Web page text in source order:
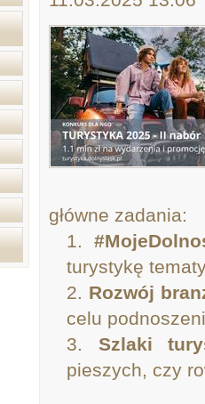
główne zadania:
turystykę
Rozwój
celu
Szlaki
pieszych, czy